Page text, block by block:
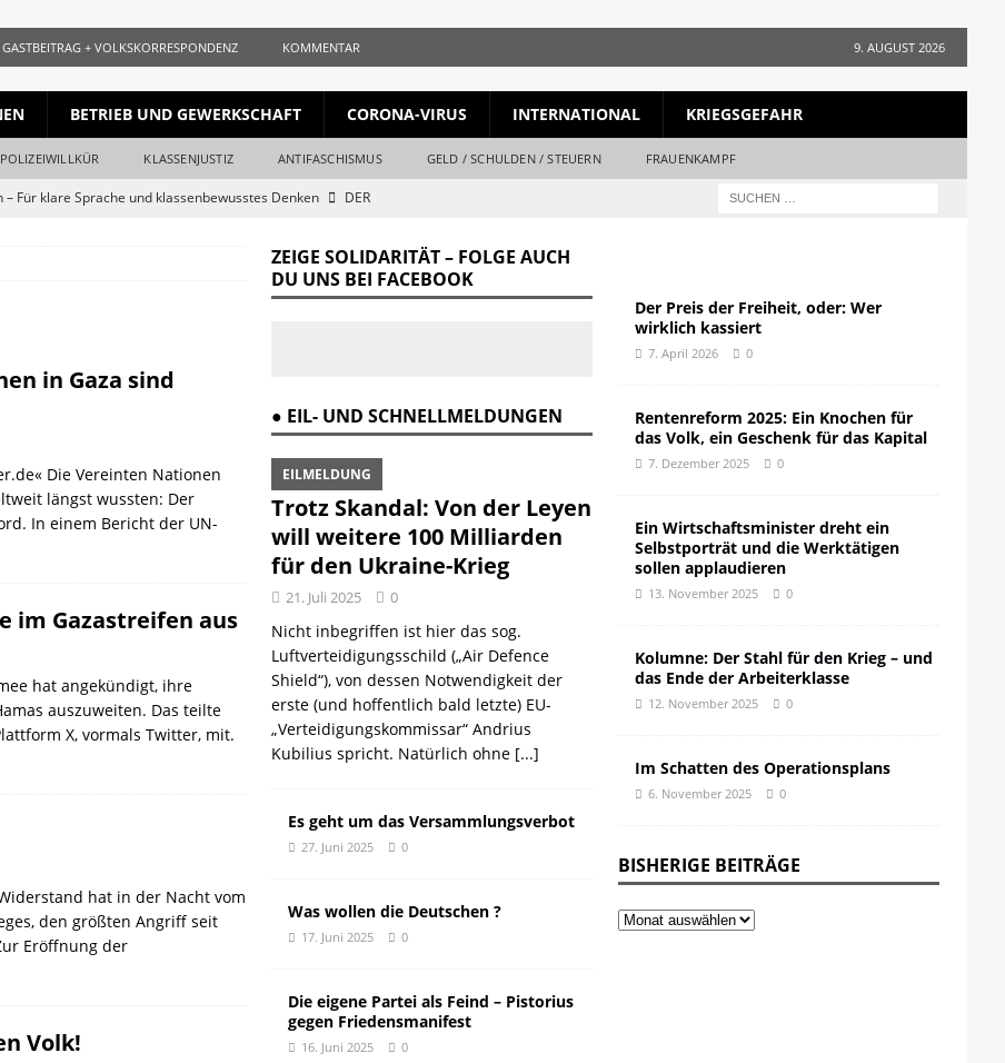
GASTBEITRAG + VOLKSKORRESPONDENZ KOMMENTAR 9. AUGUST 2026
BETRIEB UND GEWERKSCHAFT CORONA-VIRUS INTERNATIONAL KRIEGSGEFAHR
POLIZEIWILLKÜR KLASSENJUSTIZ ANTIFASCHISMUS GELD / SCHULDEN / STEUERN FRAUENKAMPF
– Für klare Sprache und klassenbewusstes Denken
DER
KURZ + KNAPP + AUFGESCHNAPPT
vom Ende
DER REVOLUTIONÄR
Verrat des Revisionismus: Der Klassenkampf hinter der Lüge
DER
EUROPÄISCHEN LINKEN
DER REVOLUTIONÄR
DER REVOLUTIONÄR
oder: Wer wirklich kassiert
KOMMENTAR
Wie der DGB seine eigenen Genossen verriet DER REVOLUTIONÄR
in Gaza sind
Die Vereinten Nationen
längst wussten: Der
In einem Bericht der UN-
im Gazastreifen aus
hat angekündigt, ihre
auszuweiten. Das teilte
X, vormals Twitter, mit.
hat in der Nacht vom
den größten Angriff seit
Eröffnung der
Volk!
ZEIGE SOLIDARITÄT – FOLGE AUCH
DU UNS BEI FACEBOOK
● EIL- UND SCHNELLMELDUNGEN
EILMELDUNG
Trotz Skandal: Von der Leyen
will weitere 100 Milliarden
für den Ukraine-Krieg
21. Juli 2025 0
Nicht inbegriffen ist hier das sog.
Luftverteidigungsschild („Air Defence
Shield“), von dessen Notwendigkeit der
erste (und hoffentlich bald letzte) EU-
„Verteidigungskommissar“ Andrius
Kubilius spricht. Natürlich ohne [...]
Es geht um das Versammlungsverbot
27. Juni 2025 0
Was wollen die Deutschen ?
17. Juni 2025 0
Die eigene Partei als Feind – Pistorius
gegen Friedensmanifest
16. Juni 2025 0
Der Preis der Freiheit, oder: Wer
wirklich kassiert
7. April 2026 0
Rentenreform 2025: Ein Knochen für
das Volk, ein Geschenk für das Kapital
7. Dezember 2025 0
Ein Wirtschaftsminister dreht ein
Selbstporträt und die Werktätigen
sollen applaudieren
13. November 2025 0
Kolumne: Der Stahl für den Krieg – und
das Ende der Arbeiterklasse
12. November 2025 0
Im Schatten des Operationsplans
6. November 2025 0
BISHERIGE BEITRÄGE